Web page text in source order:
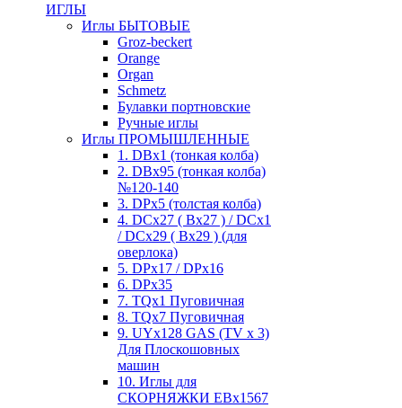
ИГЛЫ
Иглы БЫТОВЫЕ
Groz-beckert
Orange
Organ
Schmetz
Булавки портновские
Ручные иглы
Иглы ПРОМЫШЛЕННЫЕ
1. DBx1 (тонкая колба)
2. DBx95 (тонкая колба)
№120-140
3. DPx5 (толстая колба)
4. DCx27 ( Bx27 ) / DCx1
/ DCx29 ( Bx29 ) (для
оверлока)
5. DPx17 / DPx16
6. DPx35
7. TQx1 Пуговичная
8. TQx7 Пуговичная
9. UYx128 GAS (TV x 3)
Для Плоскошовных
машин
10. Иглы для
СКОРНЯЖКИ EBx1567